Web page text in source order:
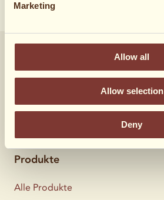
Marketing
Allow all
Allow selection
Deny
Toast Teriyaki
Pancakes mit GIFFLAR Vanille
Club salad nicoise
Produkte
Alle Produkte